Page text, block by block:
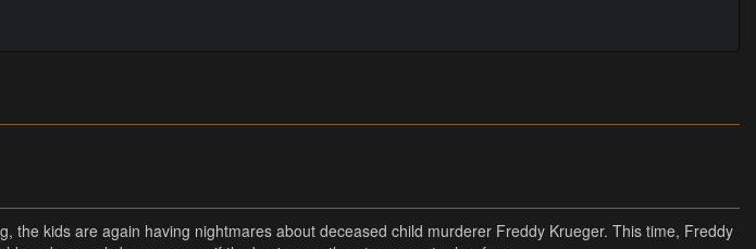
the kids are again having nightmares about deceased child murderer Freddy Krueger. This time, Freddy